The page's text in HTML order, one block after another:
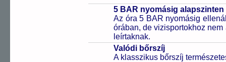
5 BAR nyomásig alapszinten
Az óra 5 BAR nyomásig
órában, de vizisportokhoz
leírtaknak.
Valódi bőrszíj
A klasszikus bőrszíj